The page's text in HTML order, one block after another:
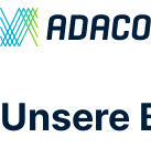
Unsere